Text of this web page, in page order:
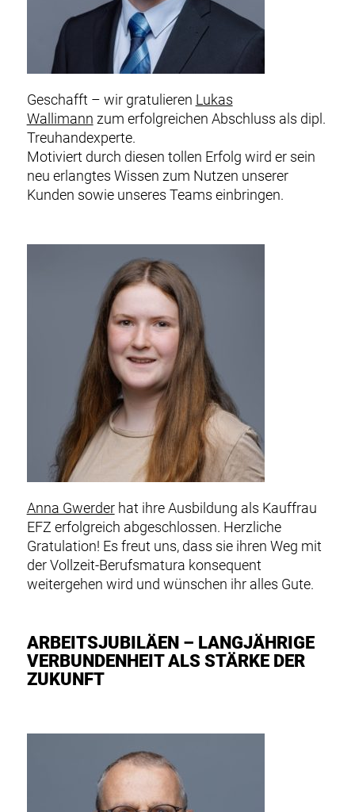
Geschafft – wir gratulieren Lukas
Wallimann zum erfolgreichen Abschluss als dipl.
Treuhandexperte.
Motiviert durch diesen tollen Erfolg wird er sein
neu erlangtes Wissen zum Nutzen unserer
Kunden sowie unseres Teams einbringen.
Anna Gwerderhat ihre Ausbildung als Kauffrau
EFZ erfolgreich abgeschlossen. Herzliche
Gratulation! Es freut uns, dass sie ihren Weg mit
der Vollzeit-Berufsmatura konsequent
weitergehen wird und wünschen ihr alles Gute.
ARBEITSJUBILÄEN – LANGJÄHRIGE
VERBUNDENHEIT ALS STÄRKE DER
ZUKUNFT